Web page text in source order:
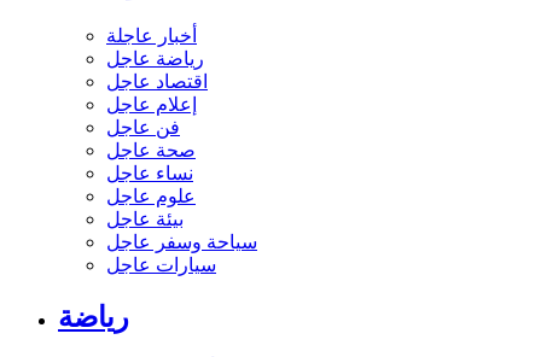
أخبار عاجلة
رياضة عاجل
اقتصاد عاجل
إعلام عاجل
فن عاجل
صحة عاجل
نساء عاجل
علوم عاجل
بيئة عاجل
سياحة وسفر عاجل
سيارات عاجل
رياضة